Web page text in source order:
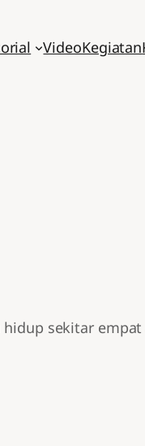
VideoKegiatan
sekitar